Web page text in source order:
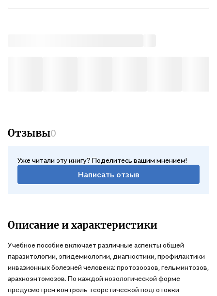
Отзывы0
Уже читали эту книгу? Поделитесь вашим мнением!
Написать отзыв
Описание и характеристики
Учебное пособие включает различные аспекты общей
паразитологии, эпидемиологии, диагностики, профилактики
инвазионных болезней человека: протозоозов, гельминтозов,
арахноэнтомозов. По каждой нозологической форме
предусмотрен контроль теоретической подготовки